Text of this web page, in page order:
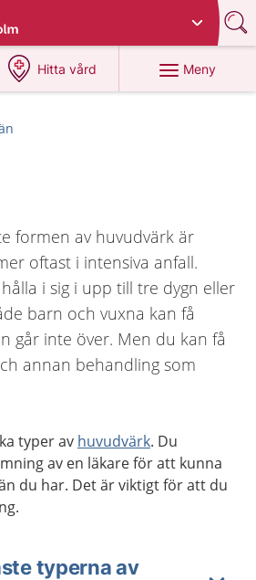
Hitta vård
på 1177.se
Meny
formen av huvudvärk är
oftast i intensiva anfall.
i sig i upp till tre dygn eller
barn och vuxna kan få
går inte över. Men du kan få
annan behandling som
typer av huvudvärk. Du
av en läkare för att kunna
du har. Det är viktigt för att du
typerna av